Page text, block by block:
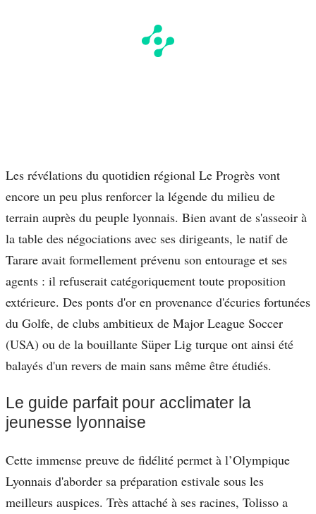
Les révélations du quotidien régional Le Progrès vont
encore un peu plus renforcer la légende du milieu de
terrain auprès du peuple lyonnais. Bien avant de s'asseoir à
la table des négociations avec ses dirigeants, le natif de
Tarare avait formellement prévenu son entourage et ses
agents : il refuserait catégoriquement toute proposition
extérieure. Des ponts d'or en provenance d'écuries fortunées
du Golfe, de clubs ambitieux de Major League Soccer
(USA) ou de la bouillante Süper Lig turque ont ainsi été
balayés d'un revers de main sans même être étudiés.
Le guide parfait pour acclimater la
jeunesse lyonnaise
Cette immense preuve de fidélité permet à l’Olympique
Lyonnais d'aborder sa préparation estivale sous les
meilleurs auspices. Très attaché à ses racines, Tolisso a